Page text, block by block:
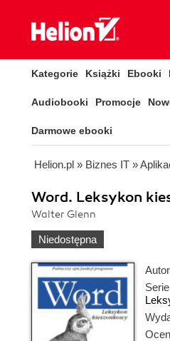
Kategorie Książki Ebooki
Audiobooki Promocje
Darmowe ebooki
Helion.pl » Biznes IT »
Word. Leksykon
Walter Glenn
Niedostępna